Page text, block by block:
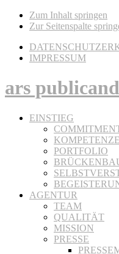
Zum Inhalt springen
Zur Seitenspalte
IMPRESSUM
ars
EINSTIEG
PORTFOLIO
AGENTUR
TEAM
QUALITÄT
MISSION
PRESSE